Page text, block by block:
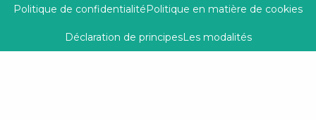
Politique de confidentialitéPolitique en matière de cookies
Déclaration de principesLes modalités